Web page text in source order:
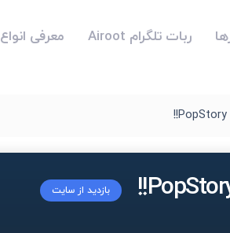
ربات تلگرام Airoot معرفی انواع AI
PopStory!!
بازدید از سایت